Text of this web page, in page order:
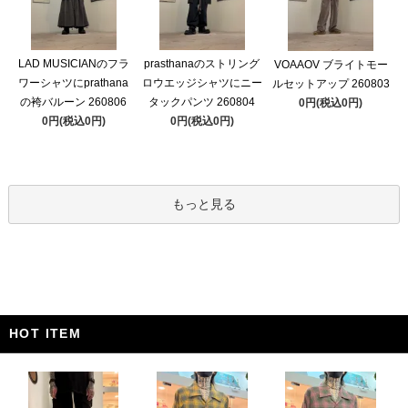
LAD MUSICIANのフラ
ワーシャツにprathana
の袴バルーン 260806
0円(税込0円)
prasthanaのストリング
ロウエッジシャツにニー
タックパンツ 260804
0円(税込0円)
VOAAOV ブライトモー
ルセットアップ 260803
0円(税込0円)
もっと見る
HOT ITEM